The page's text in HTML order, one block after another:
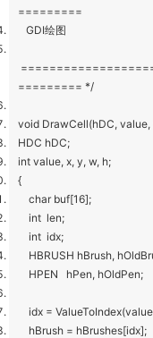
=========
GDI绘图
========= */
void DrawCell(hDC, value,
HDC hDC;
int value, x, y, w, h;
{
char buf[16];
int len;
int idx;
HBRUSH hBrush,
HPEN hPen, hOldPen;
idx =
hBrush = hBrushes[idx];